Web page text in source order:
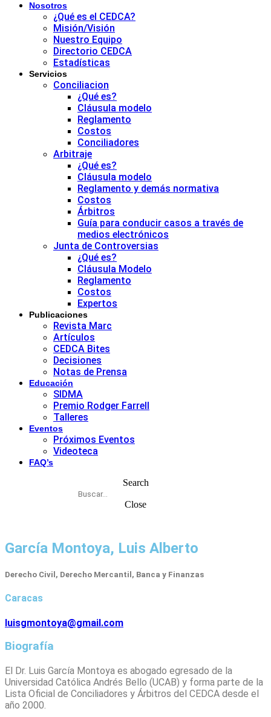
Nosotros
¿Qué es el CEDCA?
Misión/Visión
Nuestro Equipo
Directorio CEDCA
Estadísticas
Servicios
Conciliacion
¿Qué es?
Cláusula modelo
Reglamento
Costos
Conciliadores
Arbitraje
¿Qué es?
Cláusula modelo
Reglamento y demás normativa
Costos
Árbitros
Guía para conducir casos a través de
medios electrónicos
Junta de Controversias
¿Qué es?
Cláusula Modelo
Reglamento
Costos
Expertos
Publicaciones
Revista Marc
Artículos
CEDCA Bites
Decisiones
Notas de Prensa
Educación
SIDMA
Premio Rodger Farrell
Talleres
Eventos
Próximos Eventos
Videoteca
FAQ’s
Search
Close
García Montoya, Luis Alberto
Derecho Civil, Derecho Mercantil, Banca y Finanzas
Caracas
luisgmontoya@gmail.com
Biografía
El Dr. Luis García Montoya es abogado egresado de la
Universidad Católica Andrés Bello (UCAB) y forma parte de la
Lista Oficial de Conciliadores y Árbitros del CEDCA desde el
año 2000.